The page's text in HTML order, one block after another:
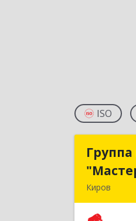
ISO
Киров